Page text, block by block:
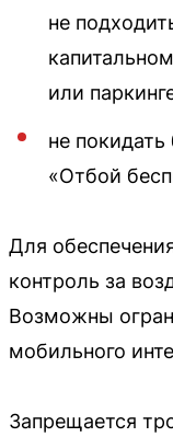
не
или
не
«Отбой
Для
контроль за
Возможны
мобильного
Запрещается